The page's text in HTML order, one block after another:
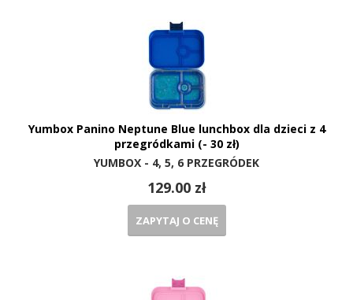
Yumbox Panino Neptune Blue lunchbox dla dzieci z 4
przegródkami (- 30 zł)
YUMBOX - 4, 5, 6 PRZEGRÓDEK
129.00 zł
ZAPYTAJ O CENĘ